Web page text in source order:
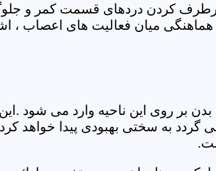
و برطرف کردن دردهای قسمت کمر
میان فعالیت های اعصاب ،
روی این ناحیه وارد می شود
گردد به سختی بهبودی پیدا خواهد